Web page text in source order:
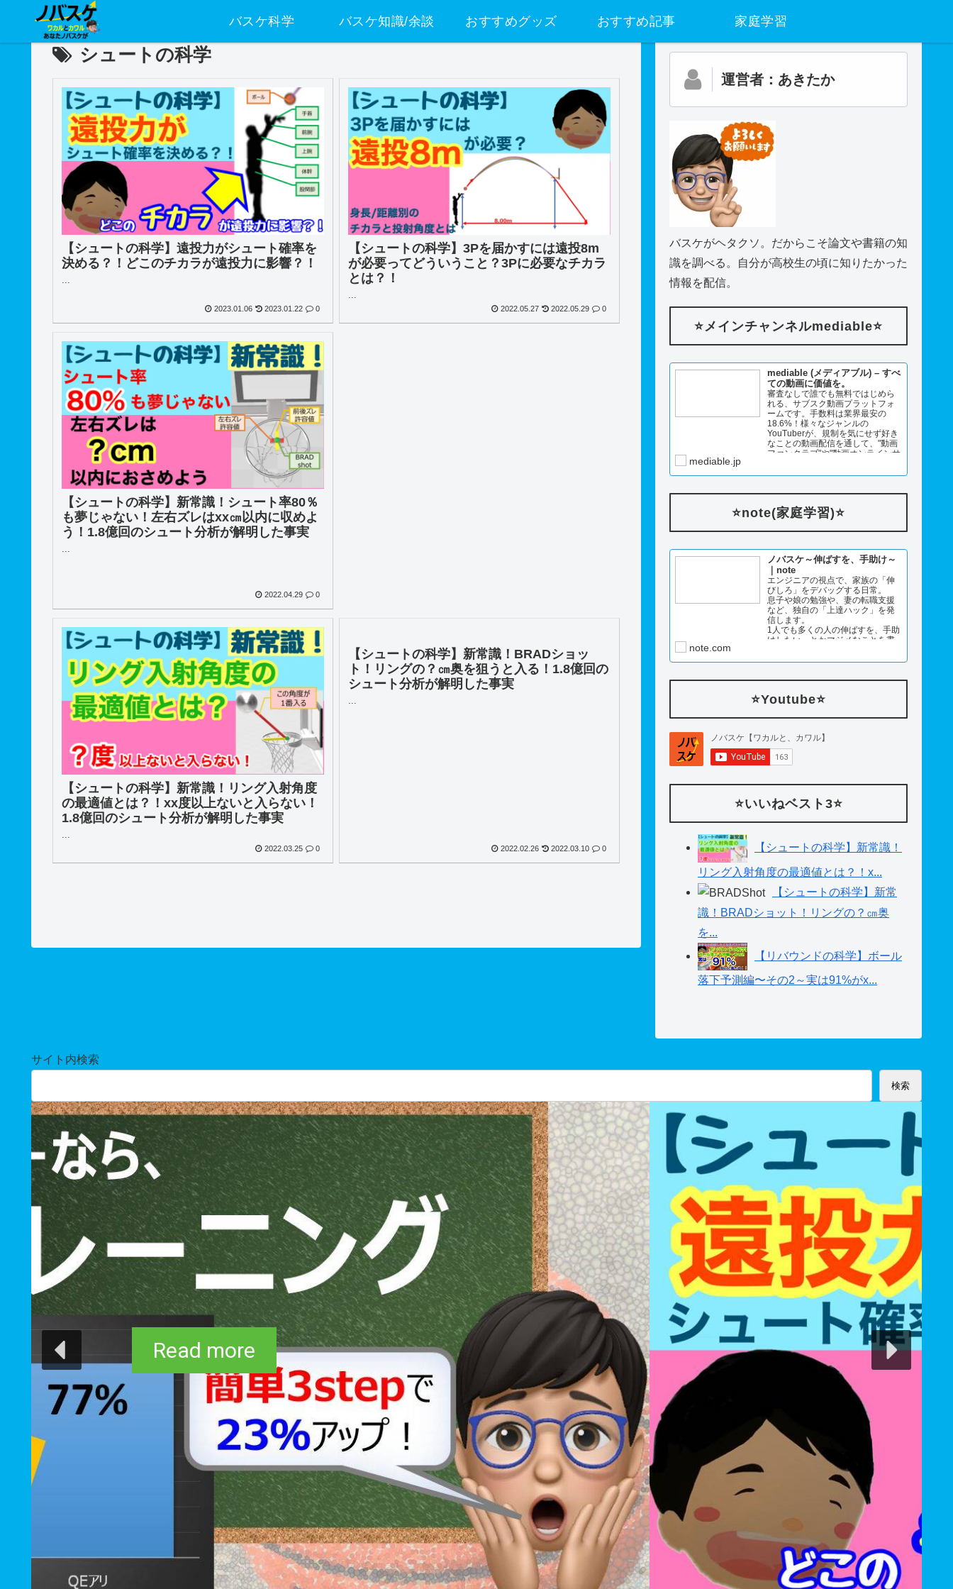
バスケ科学 バスケ知識/余談 おすすめグッズ おすすめ記事 家庭学習
シュートの科学
【シュートの科学】遠投力がシュート確率を
決める？！どこのチカラが遠投力に影響？！
...
2023.01.06 2023.01.22 0
【シュートの科学】3Pを届かすには遠投8m
が必要ってどういうこと？3Pに必要なチカラ
とは？！
...
2022.05.27 2022.05.29 0
【シュートの科学】新常識！シュート率80％
も夢じゃない！左右ズレはxx㎝以内に収めよ
う！1.8億回のシュート分析が解明した事実
...
2022.04.29 0
【シュートの科学】新常識！リング入射角度
の最適値とは？！xx度以上ないと入らない！
1.8億回のシュート分析が解明した事実
...
2022.03.25 0
【シュートの科学】新常識！BRADショッ
ト！リングの？㎝奥を狙うと入る！1.8億回の
シュート分析が解明した事実
...
2022.02.26 2022.03.10 0
運営者：あきたか
バスケがヘタクソ。だからこそ論文や書籍の知
識を調べる。自分が高校生の頃に知りたかった
情報を配信。
⭐️メインチャンネルmediable⭐️
mediable (メディアブル) – すべ
ての動画に価値を。
審査なしで誰でも無料ではじめら
れる、サブスク動画プラットフォ
ームです。手数料は業界最安の
18.6%！様々なジャンルの
YouTuberが、規制を気にせず好き
なことの動画配信を通して、"動画
ファンクラブ"や"動画オンラインサ
ィが生ま…
mediable.jp
⭐️note(家庭学習)⭐️
ノバスケ～伸ばすを、手助け～
｜note
エンジニアの視点で、家族の「伸
びしろ」をデバッグする日常。
息子や娘の勉強や、妻の転職支援
など、独自の「上達ハック」を発
信します。
1人でも多くの人の伸ばすを、手助
けしたい。とかマジメなことを書
note.com
⭐️Youtube⭐️
⭐️いいねベスト3⭐️
【シュートの科学】新常識！
リング入射角度の最適値とは？！x...
【シュートの科学】新常
識！BRADショット！リングの？㎝奥
を...
【リバウンドの科学】ボール
落下予測編〜その2～実は91%がx...
サイト内検索
検索
Read more